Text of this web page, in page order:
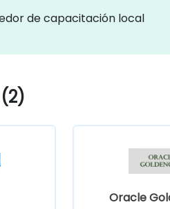
de capacitación local
Oracle